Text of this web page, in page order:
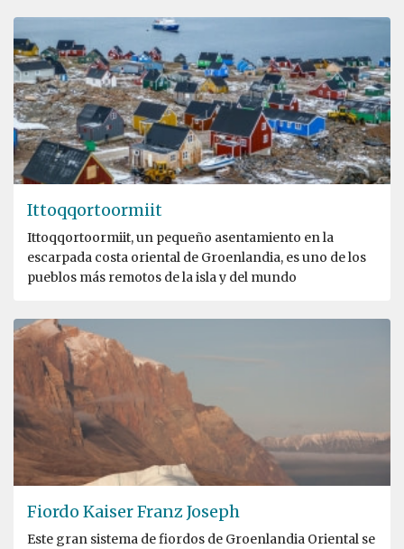
Ittoqqortoormiit
Ittoqqortoormiit, un pequeño asentamiento en la
escarpada costa oriental de Groenlandia, es uno de los
pueblos más remotos de la isla y del mundo
Fiordo Kaiser Franz Joseph
Este gran sistema de fiordos de Groenlandia Oriental se